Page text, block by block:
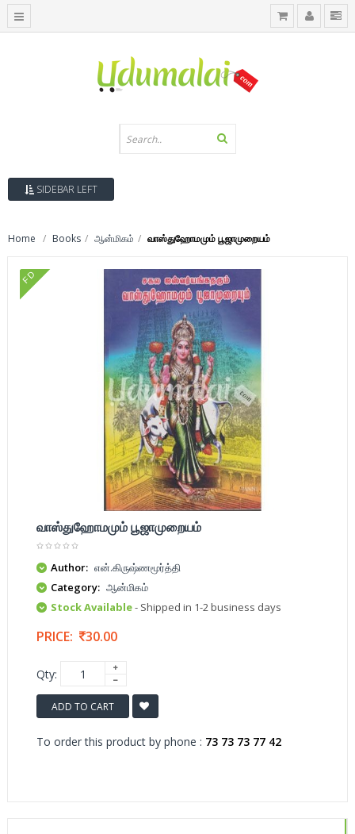
SIDEBAR LEFT
Home Books ஆன்மிகம் வாஸ்துஹோமமும் பூஜாமுறையம்
FD
வாஸ்துஹோமமும் பூஜாமுறையம்
Author: என்.கிருஷ்ணமூர்த்தி
Category: ஆன்மிகம்
Stock Available- Shipped in 1-2 business days
PRICE: 30.00
Qty:
ADD TO CART
To order this product by phone : 73 73 73 77 42